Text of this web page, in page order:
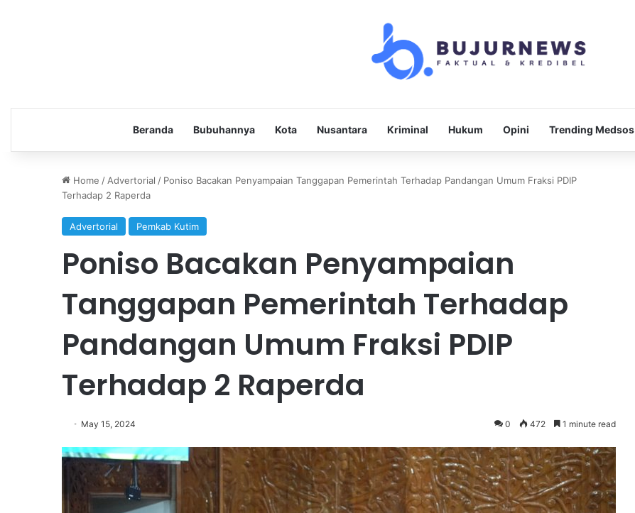
Beranda Bubuhannya Kota Nusantara Kriminal Hukum Opini Trending Medsos
Home / Advertorial / Poniso Bacakan Penyampaian Tanggapan Pemerintah Terhadap Pandangan Umum Fraksi PDIP
Terhadap 2 Raperda
Advertorial Pemkab Kutim
Poniso Bacakan Penyampaian
Tanggapan Pemerintah Terhadap
Pandangan Umum Fraksi PDIP
Terhadap 2 Raperda
May 15, 2024 0 472 1 minute read